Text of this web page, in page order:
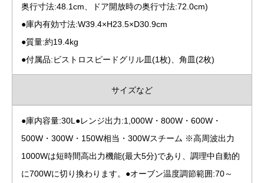
奥行寸法:48.1cm、ドア開放時の奥行寸法:72.0cm)
●庫内有効寸法:W39.4×H23.5×D30.9cm
●質量:約19.4kg
●付属品:ビストロスピードグリル皿(1枚)、角皿(2枚)
サイズなど
●庫内容量:30L●レンジ出力:1,000W・800W・600W・
500W・300W・150W相当・300Wスチーム ※高周波出力
1000Wは短時間高出力機能(最大5分)であり、調理中自動的
に700Wに切り換わります。●オーブン温度調節範囲:70～